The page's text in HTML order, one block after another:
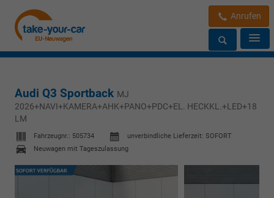
Anrufen
Audi Q3 Sportback MJ
2026+NAVI+KAMERA+AHK+PANO+PDC+EL. HECKKL.+LED+18
LM
Fahrzeugnr.: 505734
unverbindliche Lieferzeit: SOFORT
Neuwagen mit Tageszulassung